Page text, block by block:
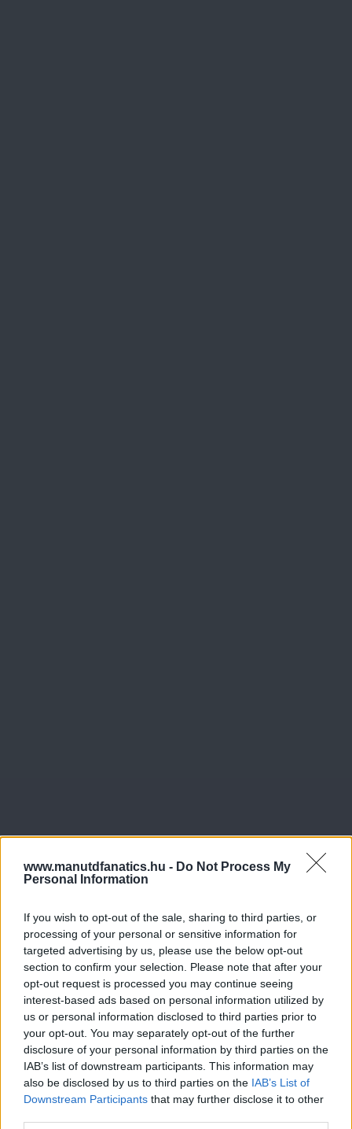
www.manutdfanatics.hu - Do Not Process My
Personal Information
If you wish to opt-out of the sale, sharing to third parties, or
processing of your personal or sensitive information for
targeted advertising by us, please use the below opt-out
section to confirm your selection. Please note that after your
opt-out request is processed you may continue seeing
interest-based ads based on personal information utilized by
us or personal information disclosed to third parties prior to
your opt-out. You may separately opt-out of the further
disclosure of your personal information by third parties on the
IAB’s list of downstream participants. This information may
also be disclosed by us to third parties on the IAB’s List of
Downstream Participants that may further disclose it to other
Meccs Center